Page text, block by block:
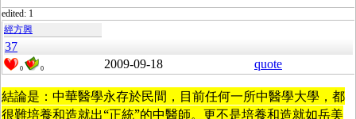
edited: 1
經方興
37
0 0 2009-09-18 quote
結論是：中華醫學永存於民間，目前任何一所中醫學大學，都
很難培養和造就出“正統”的中醫師。更不是培養和造就如岳美